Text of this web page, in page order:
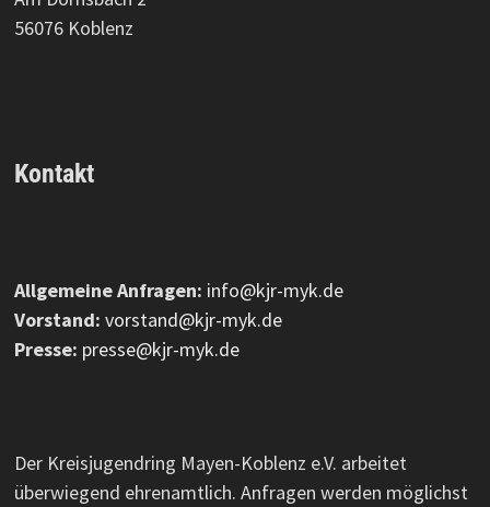
56076 Koblenz
Kontakt
Allgemeine Anfragen: info@kjr-myk.de
Vorstand: vorstand@kjr-myk.de
Presse: presse@kjr-myk.de
Der Kreisjugendring Mayen-Koblenz e.V. arbeitet
überwiegend ehrenamtlich. Anfragen werden möglichst